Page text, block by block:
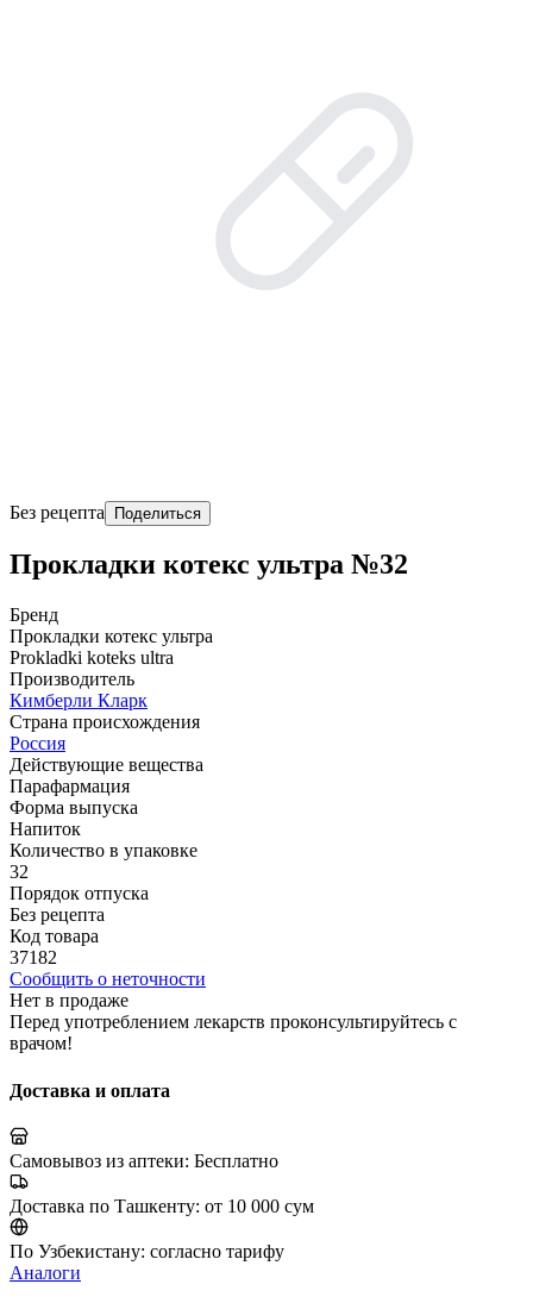
Без рецепта Поделиться
Прокладки котекс ультра №32
Бренд
Прокладки котекс ультра
Prokladki koteks ultra
Производитель
Кимберли Кларк
Страна происхождения
Россия
Действующие вещества
Парафармация
Форма выпуска
Напиток
Количество в упаковке
32
Порядок отпуска
Без рецепта
Код товара
37182
Сообщить о неточности
Нет в продаже
Перед употреблением лекарств проконсультируйтесь с
врачом!
Доставка и оплата
Самовывоз из аптеки: Бесплатно
Доставка по Ташкенту: от 10 000 сум
По Узбекистану: согласно тарифу
Аналоги